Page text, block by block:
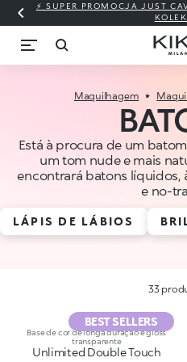
⚡ SUPER PROMOCJA JUST
Maquilhagem
Está à procura de um
um tom nude e mais
encontrará batons líquidos,
e no-
LÁPIS DE LÁBIOS
33
BEST SELLERS
Base de cor de longa duração e gloss
transparente
Unlimited Double Touch